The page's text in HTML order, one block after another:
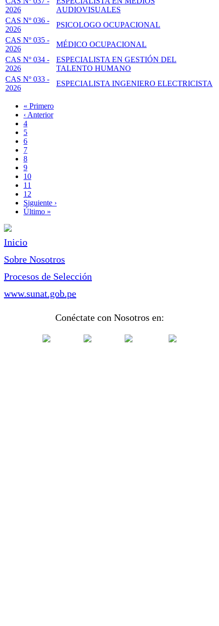
2026
AUDIOVISUALES
CAS Nº 036 -
2026
PSICOLOGO OCUPACIONAL
CAS Nº 035 -
2026
MÉDICO OCUPACIONAL
CAS Nº 034 -
2026
ESPECIALISTA EN GESTIÓN DEL
TALENTO HUMANO
CAS Nº 033 -
2026
ESPECIALISTA INGENIERO ELECTRICISTA
Paginación
Primera
página
« Primero
Página
anterior
‹ Anterior
Page
4
Page
5
Page
6
Page
7
Página
actual
8
Page
9
Page
10
Page
11
Page
12
Siguiente
página
Siguiente ›
Última
Último »
Inicio
Sobre Nosotros
Procesos de Selección
www.sunat.gob.pe
Conéctate con Nosotros en: